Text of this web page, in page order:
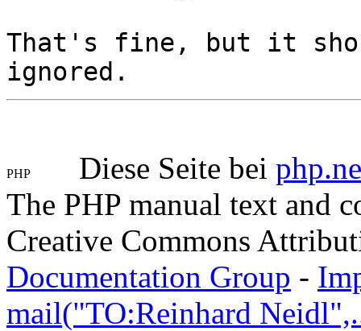
That's fine, but it
ignored.
Diese Seite bei
The PHP manual text and
Creative Commons
Documentation Group -
mail("TO:Reinhard